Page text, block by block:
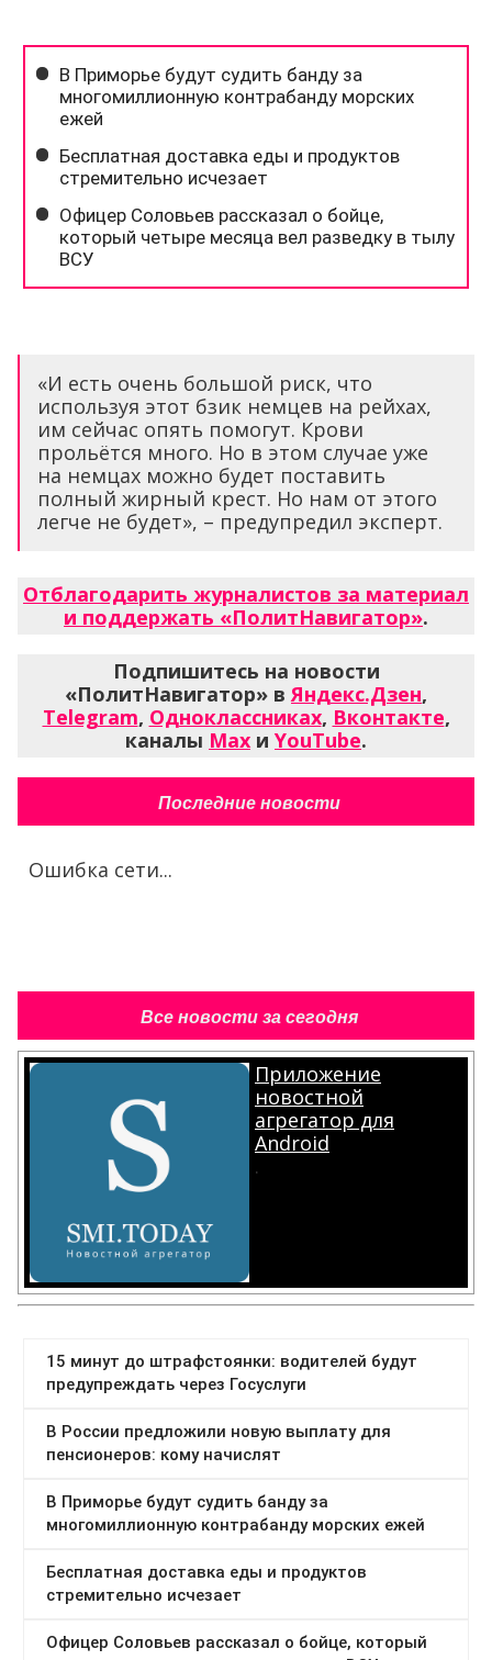
«И есть очень большой риск, что
используя этот бзик немцев на рейхах,
им сейчас опять помогут. Крови
прольётся много. Но в этом случае уже
на немцах можно будет поставить
полный жирный крест. Но нам от этого
легче не будет», – предупредил эксперт.
Отблагодарить журналистов за материал
и поддержать «ПолитНавигатор».
Подпишитесь на новости
«ПолитНавигатор» вЯндекс.Дзен,
Telegram, Одноклассниках, Вконтакте,
каналы Max и YouTube.
Последние новости
Ошибка сети...
Все новости за сегодня
Приложение
новостной
агрегатор для
Android
.